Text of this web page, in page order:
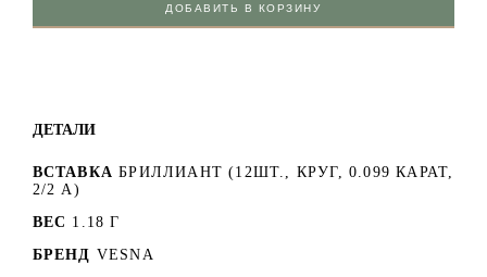
ДОБАВИТЬ В КОРЗИНУ
ДЕТАЛИ
ВСТАВКА БРИЛЛИАНТ (12ШТ., КРУГ, 0.099 КАРАТ,
2/2 А)
ВЕС 1.18 Г
БРЕНД VESNA